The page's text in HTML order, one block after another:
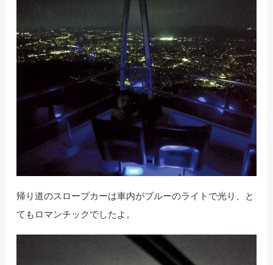
帰り道のスロープカーは車内がブルーのライトで光り、と
てもロマンチックでしたよ。